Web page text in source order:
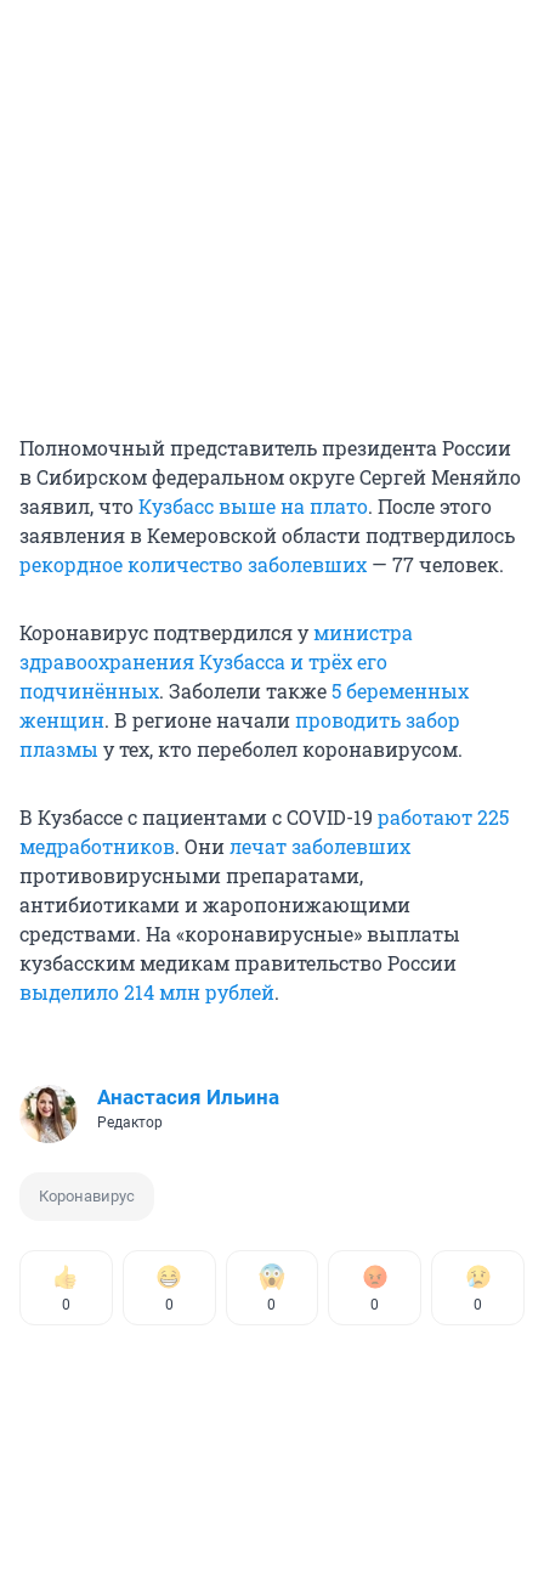
Полномочный представитель президента России
в Сибирском федеральном округе Сергей Меняйло
заявил, чтоКузбасс выше на плато. После этого
заявления в Кемеровской области подтвердилось
рекордное количество заболевших — 77 человек.
Коронавирус подтвердился уминистра
здравоохранения Кузбасса и трёх его
подчинённых. Заболели также5 беременных
женщин. В регионе началипроводить забор
плазмы у тех, кто переболел коронавирусом.
В Кузбассе с пациентами с COVID-19 работают 225
медработников. Онилечат заболевших
противовирусными препаратами,
антибиотиками и жаропонижающими
средствами. На «коронавирусные» выплаты
кузбасским медикам правительство России
выделило 214 млн рублей.
Анастасия Ильина
Редактор
Коронавирус
0 0 0 0 0